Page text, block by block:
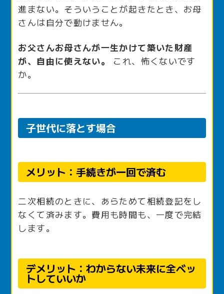
進まない。そういうことが起きたとき、お母
さんは自分で動けません。
お父さんお母さんが一生かけて築いた財産
が、自由に使えない。
これ、怖くないです
か。
子世代に落とす場合
メリット：手続きが一回で済む
二次相続のときに、あらためて相続登記をし
なくて済みます。費用も時間も、一度で完結
します。
デメリット：わからない未来に全ベッ
トしていいか